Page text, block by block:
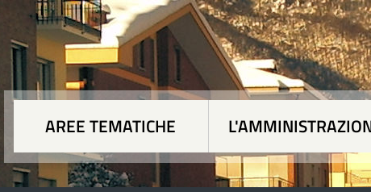
AREE TEMATICHE